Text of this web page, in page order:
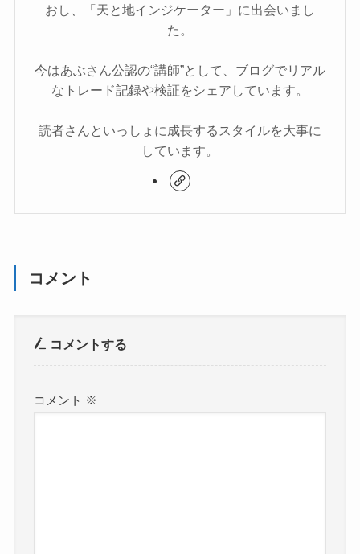
おし、「天と地インジケーター」に出会いまし
た。
今はあぶさん公認の“講師”として、ブログでリアル
なトレード記録や検証をシェアしています。
読者さんといっしょに成長するスタイルを大事に
しています。
コメント
コメントする
コメント ※